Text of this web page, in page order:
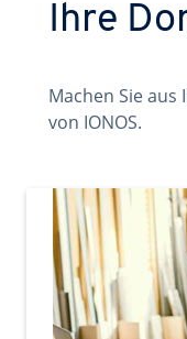
Ihre
Machen Sie
von IONOS.